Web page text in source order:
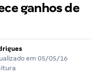
ganhos de
em 05/05/16